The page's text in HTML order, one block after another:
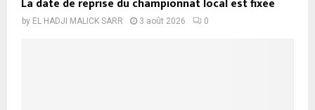
La date de reprise du championnat local est fixée
by EL HADJI MALICK SARR 3 août 2026 0